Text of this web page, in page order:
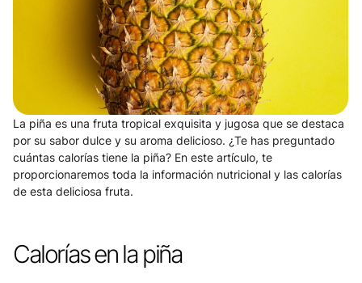
La piña es una fruta tropical exquisita y jugosa que se destaca
por su sabor dulce y su aroma delicioso. ¿Te has preguntado
cuántas calorías tiene la piña? En este artículo, te
proporcionaremos toda la información nutricional y las calorías
de esta deliciosa fruta.
Calorías en la piña